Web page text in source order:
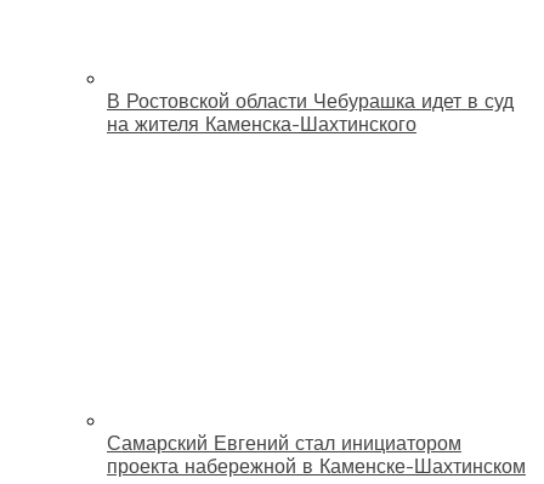
В Ростовской области Чебурашка идет в суд
на жителя Каменска-Шахтинского
Самарский Евгений стал инициатором
проекта набережной в Каменске-Шахтинском